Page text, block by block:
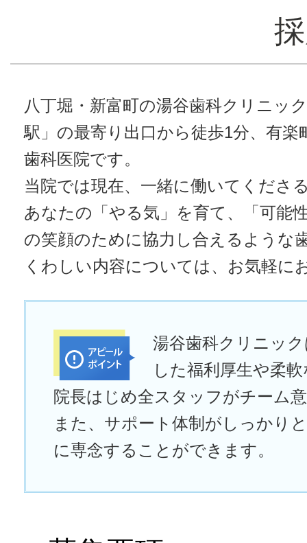
八丁堀・新富町の湯谷歯科クリニッ
駅」の最寄り出口から徒歩1分、有
歯科医院です。
当院では現在、一緒に働いてくださ
あなたの「やる気」を育て、「可能
の笑顔のために協力し合えるような
くわしい内容については、お気軽に
湯谷歯科クリニッ
した福利厚生や柔
院長はじめ全スタッフがチーム
また、サポート体制がしっかり
に専念することができます。